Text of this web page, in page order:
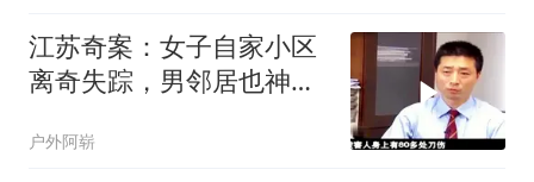
江苏奇案：女子自家小区
离奇失踪，男邻居也神秘
户外阿崭